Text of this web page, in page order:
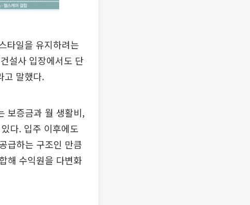
타일을 유지하려는
설사 입장에서도 단
고 말했다.
보증금과 월 생활비,
다. 입주 이후에도
급하는 구조인 만큼
해 수익원을 다변화